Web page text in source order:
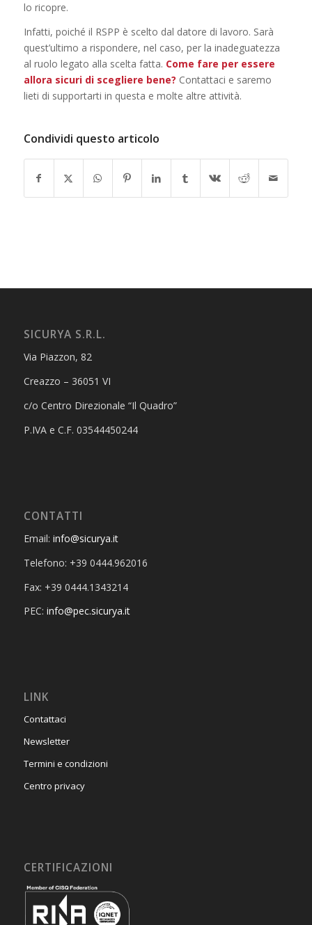
lo ricopre.
Infatti, poiché il RSPP è scelto dal datore di lavoro. Sarà
quest’ultimo a rispondere, nel caso, per la inadeguatezza
al ruolo legato alla scelta fatta. Come fare per essere
allora sicuri di scegliere bene? Contattaci e saremo
lieti di supportarti in questa e molte altre attività.
Condividi questo articolo
SICURYA S.R.L.
Via Piazzon, 82
Creazzo – 36051 VI
c/o Centro Direzionale “Il Quadro”
P.IVA e C.F. 03544450244
CONTATTI
Email: info@sicurya.it
Telefono: +39 0444.962016
Fax: +39 0444.1343214
PEC: info@pec.sicurya.it
LINK
Contattaci
Newsletter
Termini e condizioni
Centro privacy
CERTIFICAZIONI